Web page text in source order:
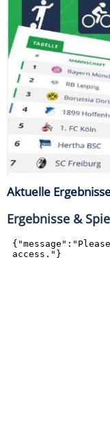
Aktuelle
Ergebnisse &